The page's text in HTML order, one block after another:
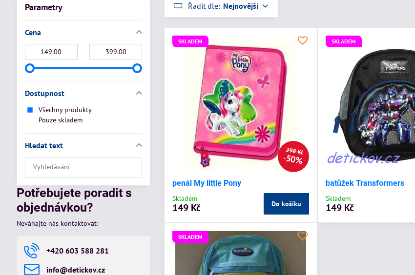
Řadit dle: Nejnovější
298 Kč
50%
SKLADEM
penál My little Pony
Skladem
149 Kč Do košíku
SKLADEM
batůžek Transformers
Skladem
149 Kč
SKLADEM
Parametry
Cena
Dostupnost
Všechny produkty
Pouze skladem
Hledat text
Prohledat
výsledky
filtru
fulltextem
Potřebujete poradit s
objednávkou?
Neváhajte nás kontaktovat:
+420 603 588 281
info​@detickov​.cz